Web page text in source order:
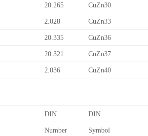
20.265 CuZn30
2.028 CuZn33
20.335 CuZn36
20.321 CuZn37
2.036 CuZn40
DIN DIN
Number Symbol